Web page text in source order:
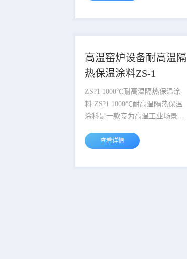
防止纤尘、污泥，这样的材料不
且做了许多研究。有科学家通过
水和灰尘与材料的表面有类似莲
叶的突起，水滴和灰尘就不能沾
上；另外，也有科学家研制使用
润滑...
高温窑炉设备耐高温隔
热保温涂料ZS-1
ZS?1 1000℃耐高温隔热保温涂
料 ZS?1 1000℃耐高温隔热保温
涂料是一款专为高温工业场景打
料，以优异的耐高温性、极低导
广泛应用于高温设备节能与防护
查看详情